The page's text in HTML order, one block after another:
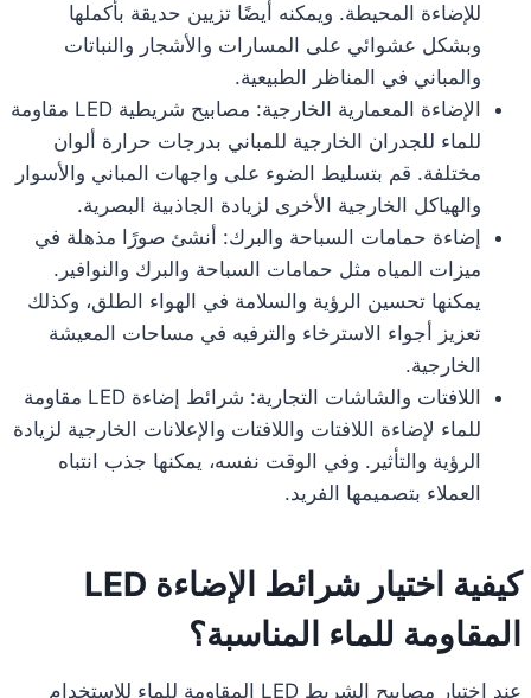
للإضاءة المحيطة. ويمكنه أيضًا تزيين حديقة بأكملها
وبشكل عشوائي على المسارات والأشجار والنباتات
والمباني في المناظر الطبيعية.
الإضاءة المعمارية الخارجية: مصابيح شريطية LED مقاومة
للماء للجدران الخارجية للمباني بدرجات حرارة ألوان
مختلفة. قم بتسليط الضوء على واجهات المباني والأسوار
والهياكل الخارجية الأخرى لزيادة الجاذبية البصرية.
إضاءة حمامات السباحة والبرك: أنشئ صورًا مذهلة في
ميزات المياه مثل حمامات السباحة والبرك والنوافير.
يمكنها تحسين الرؤية والسلامة في الهواء الطلق، وكذلك
تعزيز أجواء الاسترخاء والترفيه في مساحات المعيشة
الخارجية.
اللافتات والشاشات التجارية: شرائط إضاءة LED مقاومة
للماء لإضاءة اللافتات واللافتات والإعلانات الخارجية لزيادة
الرؤية والتأثير. وفي الوقت نفسه، يمكنها جذب انتباه
العملاء بتصميمها الفريد.
كيفية اختيار شرائط الإضاءة LED
المقاومة للماء المناسبة؟
عند اختيار مصابيح الشريط LED المقاومة للماء للاستخدام